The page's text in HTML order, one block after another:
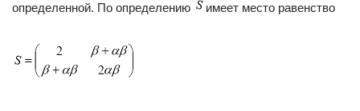
определенной. По определению
имеет место равенство